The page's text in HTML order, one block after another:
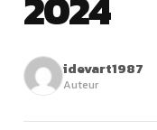
idevart1987
Auteur